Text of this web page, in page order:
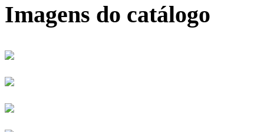
Imagens do catálogo